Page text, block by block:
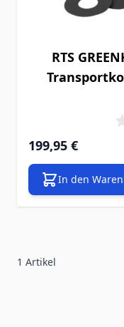
RTS
199,95 €
In den
1 Artikel